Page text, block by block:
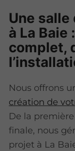
Une salle
à La Baie
complet,
Nous offrons
création de
De la
finale, nous
projet à La